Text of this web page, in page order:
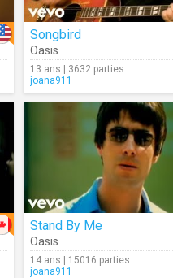
Songbird
Oasis
13 ans | 3632 parties
joana911
Stand By Me
Oasis
14 ans | 15016 parties
joana911